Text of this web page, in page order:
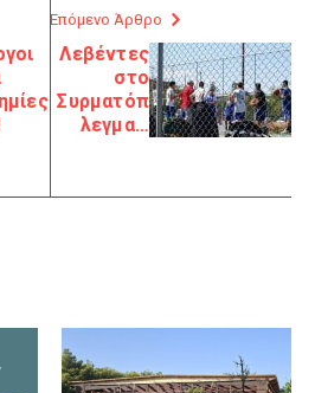
Επόμενο Άρθρο
Λεβέντες
στο
Συρματόπ
λεγμα…